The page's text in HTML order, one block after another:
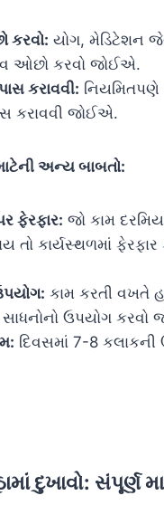
કરવો: યોગ, મેડિટેશન
ઓછો કરવો જોઈએ.
કરાવવી: નિયમિતપણે
કરાવવી જોઈએ.
અન્ય બાબતો:
ફેરફાર: જો કામ
તો કાર્યસ્થળમાં ફેરફાર
કામ કરતી વખતે
સાધનોનો ઉપયોગ કરવો
દિવસમાં 7-8
દુખાવો: સંપૂર્ણ